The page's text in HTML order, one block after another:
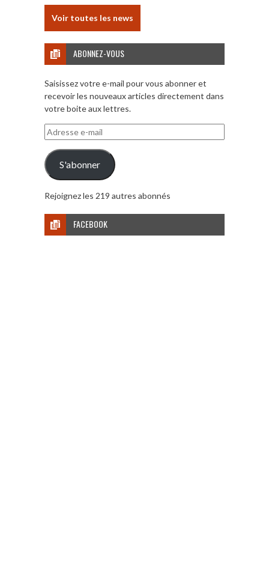
Voir toutes les news
ABONNEZ-VOUS
Saisissez votre e-mail pour vous abonner et
recevoir les nouveaux articles directement dans
votre boite aux lettres.
Adresse
e-
mail
S'abonner
Rejoignez les 219 autres abonnés
FACEBOOK